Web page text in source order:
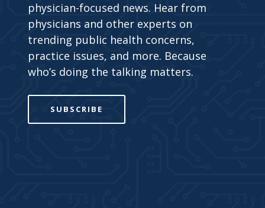
physician-focused news. Hear from
physicians and other experts on
trending public health concerns,
practice issues, and more. Because
who’s doing the talking matters.
SUBSCRIBE